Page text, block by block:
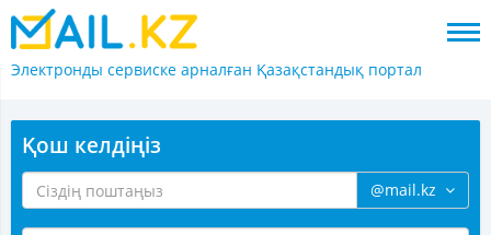
Электронды сервиске арналған Қазақстандық портал
Қош келдіңіз
@mail.kz